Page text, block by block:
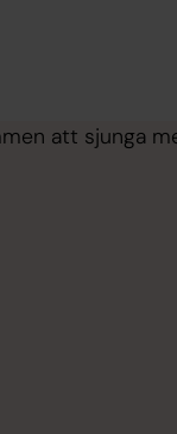
att sjunga